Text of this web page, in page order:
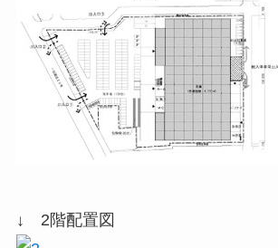
↓ 2階配置図